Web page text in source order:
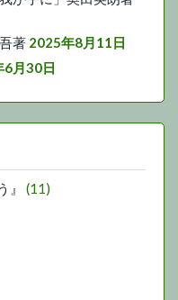
著 2025年8月11日
6月30日
』
(11)